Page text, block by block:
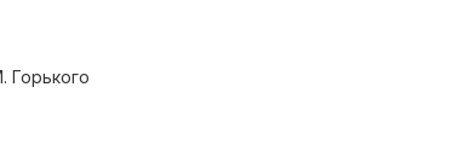
Горького